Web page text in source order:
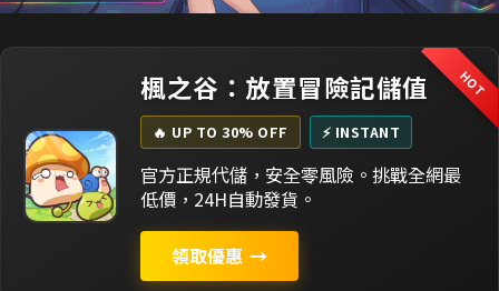
HOT
楓之谷：放置冒險記儲值
🔥 UP TO 30% OFF ⚡ INSTANT
官方正規代儲，安全零風險。挑戰全網最
低價，24H自動發貨。
領取優惠 →